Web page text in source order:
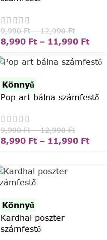
9,990Ft – 12,990Ft
8,990 Ft – 11,990 Ft
Könnyű
Pop art bálna számfestő
9,990Ft – 12,990Ft
8,990 Ft – 11,990 Ft
Könnyű
Kardhal poszter
számfestő